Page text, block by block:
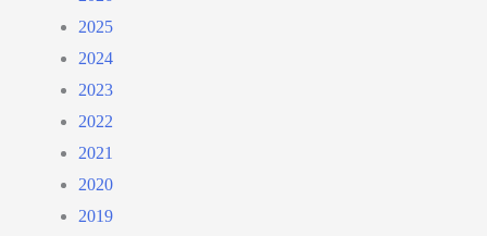
2025
2024
2023
2022
2021
2020
2019